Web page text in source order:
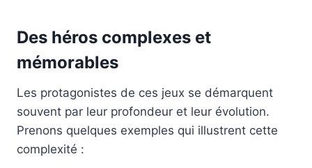
Des héros complexes et
mémorables
Les protagonistes de ces jeux se démarquent
souvent par leur profondeur et leur évolution.
Prenons quelques exemples qui illustrent cette
complexité :